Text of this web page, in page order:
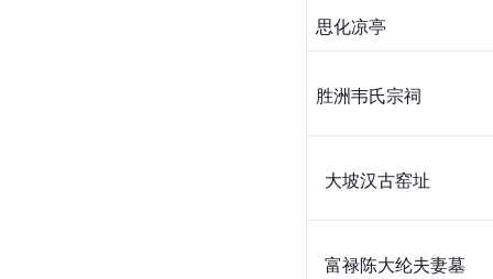
思化凉亭
胜洲韦氏宗祠
大坡汉古窑址
富禄陈大纶夫妻墓